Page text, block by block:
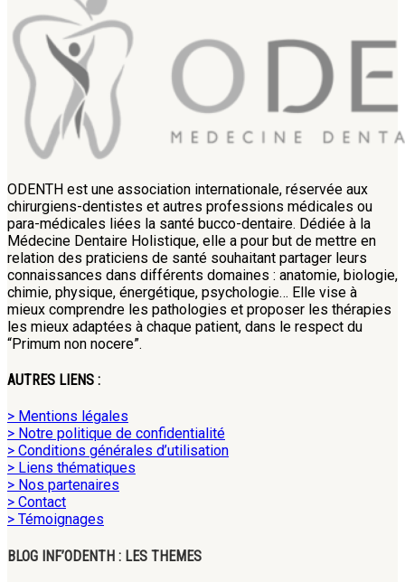
ODENTH est une association internationale, réservée aux
chirurgiens-dentistes et autres professions médicales ou
para-médicales liées la santé bucco-dentaire. Dédiée à la
Médecine Dentaire Holistique, elle a pour but de mettre en
relation des praticiens de santé souhaitant partager leurs
connaissances dans différents domaines : anatomie, biologie,
chimie, physique, énergétique, psychologie… Elle vise à
mieux comprendre les pathologies et proposer les thérapies
les mieux adaptées à chaque patient, dans le respect du
“Primum non nocere”.
AUTRES LIENS :
> Mentions légales
> Notre politique de confidentialité
> Conditions générales d’utilisation
> Liens thématiques
> Nos partenaires
> Contact
> Témoignages
BLOG INF’ODENTH : LES THEMES